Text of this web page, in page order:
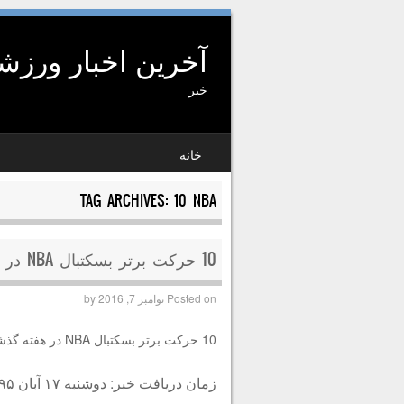
آخرین اخبار
خبر
MENU
SKIP TO CONTENT
خانه
TAG ARCHIVES:10 NBA
10 حرکت برتر بسکتبال NBA در هفته گذشته 95/08/17
Posted on نوامبر 7, 2016 by
10 حرکت برتر بسکتبال NBA در هفته گذشته 95/08/17
زمان دریافت خبر: دوشنبه ۱۷ آبان ۱۳۹۵ ساعت ۲۰:۴۰